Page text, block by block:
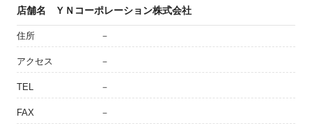
店舗名 ＹＮコーポレーション株式会社
住所 －
アクセス －
TEL －
FAX －